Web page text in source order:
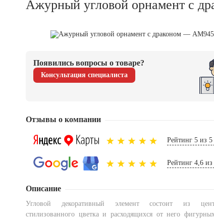
Ажурный угловой орнамент с
Появились вопросы о товаре?
Консультация специалиста
Отзывы о компании
Рейтинг 5 из 5
Рейтинг 4,6
Описание
Угловой декоративный элемент состоит из
стилизованного цветка и расходящихся от него